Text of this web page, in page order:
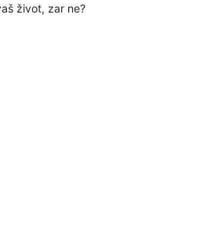
život, zar ne?